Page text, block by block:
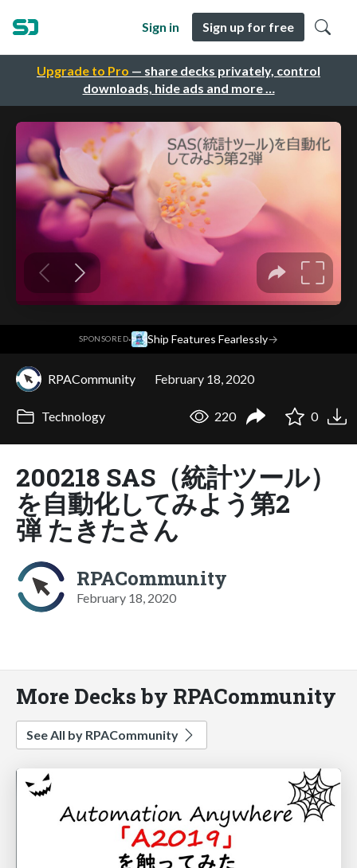
Upgrade to Pro — share decks privately, control
downloads, hide ads and more …
Sign in Sign up for free
SPONSORED· Ship Features Fearlessly→
RPACommunity February 18, 2020
Technology 220 0
200218 SAS（統計ツール）
を自動化してみよう第2
弾 たきたさん
RPACommunity
February 18, 2020
More Decks by RPACommunity
See All by RPACommunity